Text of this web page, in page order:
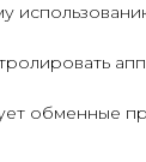
обменные